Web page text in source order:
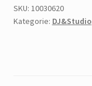
monitor
studyjny
SKU: 10030620
Kategorie: DJ&Studio